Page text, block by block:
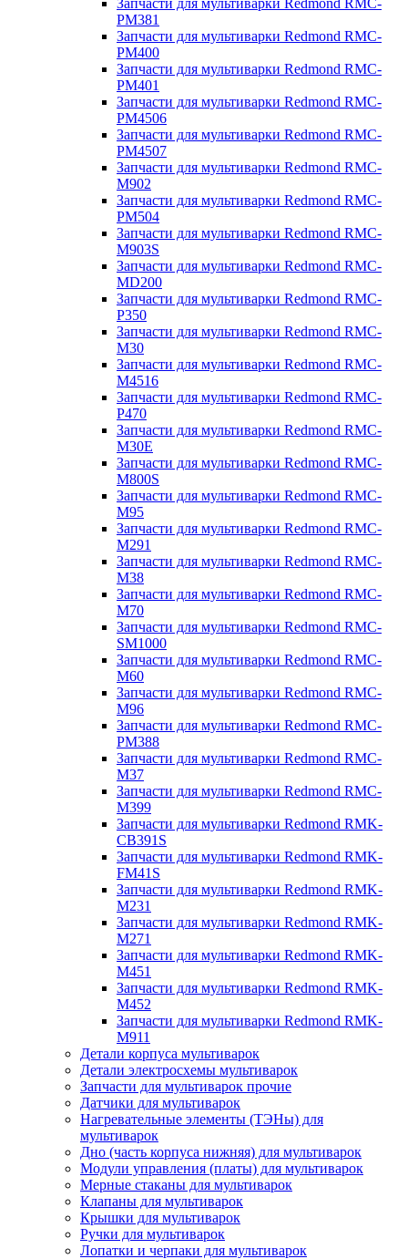
Запчасти для мультиварки Redmond RMC-
PM381
Запчасти для мультиварки Redmond RMC-
PM400
Запчасти для мультиварки Redmond RMC-
PM401
Запчасти для мультиварки Redmond RMC-
PM4506
Запчасти для мультиварки Redmond RMC-
PM4507
Запчасти для мультиварки Redmond RMC-
M902
Запчасти для мультиварки Redmond RMC-
PM504
Запчасти для мультиварки Redmond RMC-
M903S
Запчасти для мультиварки Redmond RMC-
MD200
Запчасти для мультиварки Redmond RMC-
P350
Запчасти для мультиварки Redmond RMC-
M30
Запчасти для мультиварки Redmond RMC-
M4516
Запчасти для мультиварки Redmond RMC-
P470
Запчасти для мультиварки Redmond RMC-
M30E
Запчасти для мультиварки Redmond RMC-
M800S
Запчасти для мультиварки Redmond RMC-
M95
Запчасти для мультиварки Redmond RMC-
M291
Запчасти для мультиварки Redmond RMC-
M38
Запчасти для мультиварки Redmond RMC-
M70
Запчасти для мультиварки Redmond RMC-
SM1000
Запчасти для мультиварки Redmond RMC-
M60
Запчасти для мультиварки Redmond RMC-
M96
Запчасти для мультиварки Redmond RMC-
PM388
Запчасти для мультиварки Redmond RMC-
M37
Запчасти для мультиварки Redmond RMC-
M399
Запчасти для мультиварки Redmond RMK-
CB391S
Запчасти для мультиварки Redmond RMK-
FM41S
Запчасти для мультиварки Redmond RMK-
M231
Запчасти для мультиварки Redmond RMK-
M271
Запчасти для мультиварки Redmond RMK-
M451
Запчасти для мультиварки Redmond RMK-
M452
Запчасти для мультиварки Redmond RMK-
M911
Детали корпуса мультиварок
Детали электросхемы мультиварок
Запчасти для мультиварок прочие
Датчики для мультиварок
Нагревательные элементы (ТЭНы) для
мультиварок
Дно (часть корпуса нижняя) для мультиварок
Модули управления (платы) для мультиварок
Мерные стаканы для мультиварок
Клапаны для мультиварок
Крышки для мультиварок
Ручки для мультиварок
Лопатки и черпаки для мультиварок